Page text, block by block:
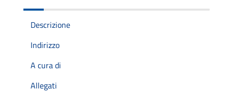
Descrizione
Indirizzo
A cura di
Allegati